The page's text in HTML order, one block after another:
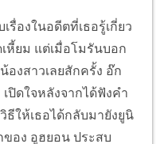
รื่องในอดีตที่เธอรู้เกี่ยว
หี้ยม แต่เมื่อโมรันบอก
องสาวเลยสักครั้ง อ๊ก
ดใจหลังจากได้ฟังคำ
ธีให้เธอได้กลับมายังยูนิ
อง อูฮยอน ประสบ